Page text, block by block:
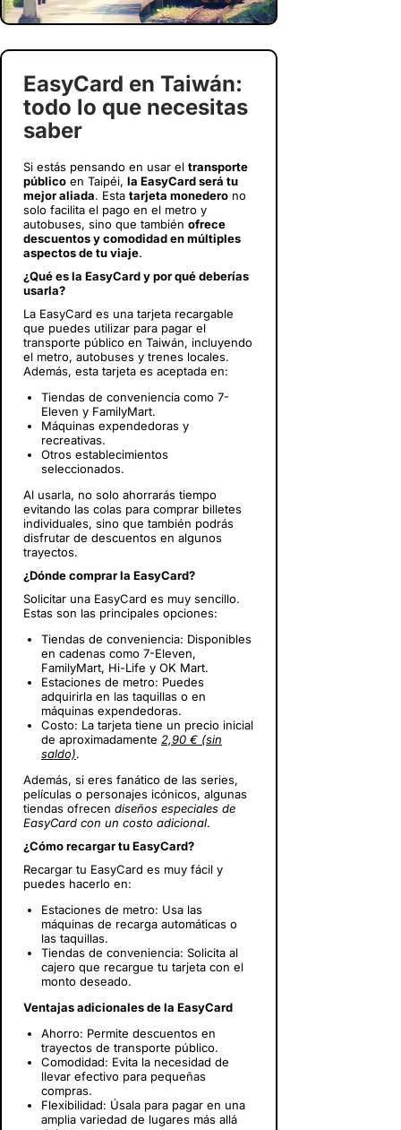
EasyCard en Taiwán:
todo lo que necesitas
saber
Si estás pensando en usar el transporte
público en Taipéi, la EasyCard será tu
mejor aliada. Esta tarjeta monedero no
solo facilita el pago en el metro y
autobuses, sino que también ofrece
descuentos y comodidad en múltiples
aspectos de tu viaje.
¿Qué es la EasyCard y por qué deberías
usarla?
La EasyCard es una tarjeta recargable
que puedes utilizar para pagar el
transporte público en Taiwán, incluyendo
el metro, autobuses y trenes locales.
Además, esta tarjeta es aceptada en:
Tiendas de conveniencia como 7-
Eleven y FamilyMart.
Máquinas expendedoras y
recreativas.
Otros establecimientos
seleccionados.
Al usarla, no solo ahorrarás tiempo
evitando las colas para comprar billetes
individuales, sino que también podrás
disfrutar de descuentos en algunos
trayectos.
¿Dónde comprar la EasyCard?
Solicitar una EasyCard es muy sencillo.
Estas son las principales opciones:
Tiendas de conveniencia: Disponibles
en cadenas como 7-Eleven,
FamilyMart, Hi-Life y OK Mart.
Estaciones de metro: Puedes
adquirirla en las taquillas o en
máquinas expendedoras.
Costo: La tarjeta tiene un precio inicial
de aproximadamente 2,90 € (sin
saldo).
Además, si eres fanático de las series,
películas o personajes icónicos, algunas
tiendas ofrecen diseños especiales de
EasyCard con un costo adicional.
¿Cómo recargar tu EasyCard?
Recargar tu EasyCard es muy fácil y
puedes hacerlo en:
Estaciones de metro: Usa las
máquinas de recarga automáticas o
las taquillas.
Tiendas de conveniencia: Solicita al
cajero que recargue tu tarjeta con el
monto deseado.
Ventajas adicionales de la EasyCard
Ahorro: Permite descuentos en
trayectos de transporte público.
Comodidad: Evita la necesidad de
llevar efectivo para pequeñas
compras.
Flexibilidad: Úsala para pagar en una
amplia variedad de lugares más allá